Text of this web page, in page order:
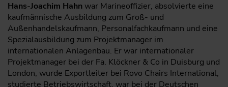
Hans-Joachim Hahnwar Marineoffizier, absolvierte eine
kaufmännische Ausbildung zum Groß- und
Außenhandelskaufmann, Personalfachkaufmann und eine
Spezialausbildung zum Projektmanager im
internationalen Anlagenbau. Er war internationaler
Projektmanager bei der Fa. Klöckner & Co in Duisburg und
London, wurde Exportleiter bei Rovo Chairs International,
studierte Betriebswirtschaft, war bei der Deutschen